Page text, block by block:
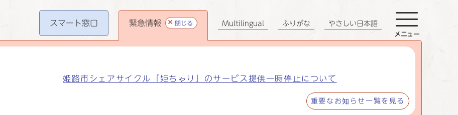
スマート窓口 緊急情報 閉じる
姫路市シェアサイクル「姫ちゃり」のサービス提供一時停止について
重要なお知らせ一覧を見る
Multilingual ふりがな やさしい日本語
メニュー